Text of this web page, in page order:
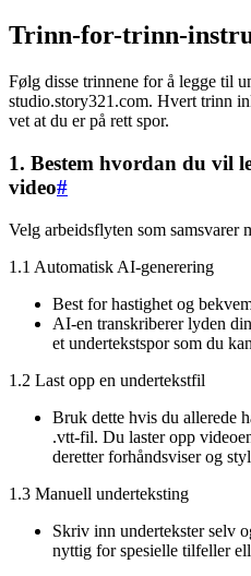
Trinn-for-trinn-
Følg disse trinnene for å legge til
studio.story321.com. Hvert trinn
vet at du er på rett spor.
1. Bestem hvordan du vil
video#
Velg arbeidsflyten som samsvarer
1.1 Automatisk AI-generering
Best for hastighet og
AI-en transkriberer lyden
et undertekstspor som du
1.2 Last opp en undertekstfil
Bruk dette hvis du allerede
.vtt-fil. Du laster opp
deretter forhåndsviser og
1.3 Manuell underteksting
Skriv inn undertekster selv
nyttig for spesielle tilfeller